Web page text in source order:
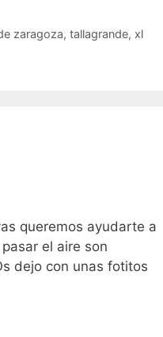
zaragoza, tallagrande, xl
queremos ayudarte a
el aire son
dejo con unas fotitos